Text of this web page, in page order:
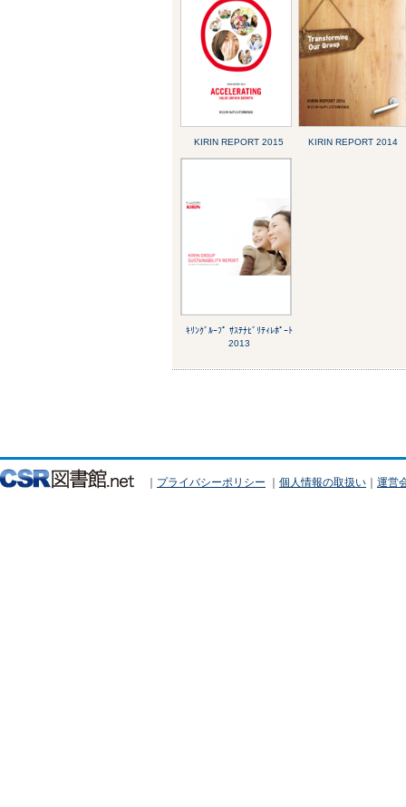
KIRIN REPORT 2015 KIRIN REPORT 2014
ｷﾘﾝｸﾞﾙｰﾌﾟ ｻｽﾃﾅﾋﾞﾘﾃｨﾚﾎﾟｰﾄ
2013
｜ プライバシーポリシー ｜ 個人情報の取扱い ｜ 運営